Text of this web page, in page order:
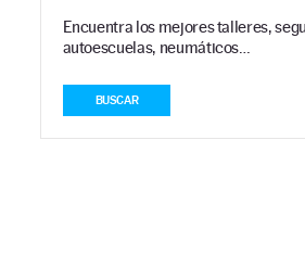
Encuentra los mejores talleres,
autoescuelas, neumáticos…
BUSCAR